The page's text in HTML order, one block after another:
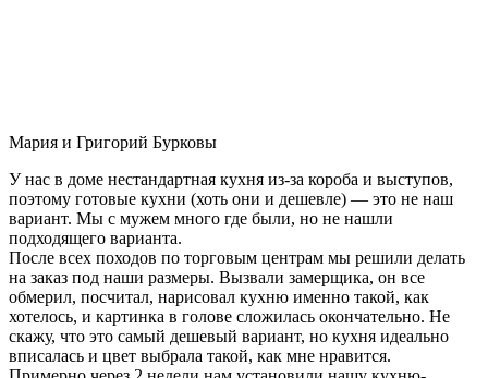
Мария и Григорий Бурковы
У нас в доме нестандартная кухня из-за короба и выступов,
поэтому готовые кухни (хоть они и дешевле) — это не наш
вариант. Мы с мужем много где были, но не нашли
подходящего варианта.
После всех походов по торговым центрам мы решили делать
на заказ под наши размеры. Вызвали замерщика, он все
обмерил, посчитал, нарисовал кухню именно такой, как
хотелось, и картинка в голове сложилась окончательно. Не
скажу, что это самый дешевый вариант, но кухня идеально
вписалась и цвет выбрала такой, как мне нравится.